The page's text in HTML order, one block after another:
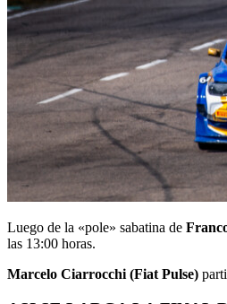
Luego de la «pole» sabatina de
las 13:00 horas.
Marcelo Ciarrocchi (Fiat Pulse)